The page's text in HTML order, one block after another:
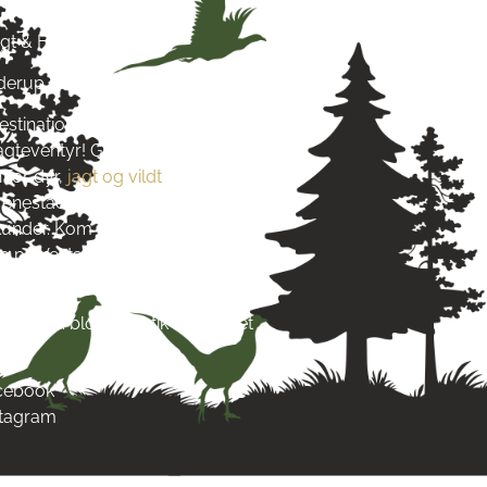
& Hund
for alt, hvad du
Grundlagt i 2016
for dyr, jagt og vildt. Vi stræber
produkter og
Kom og besøg os tæt på
på Vestsjælland og lad dig
end blot en butik – det er et